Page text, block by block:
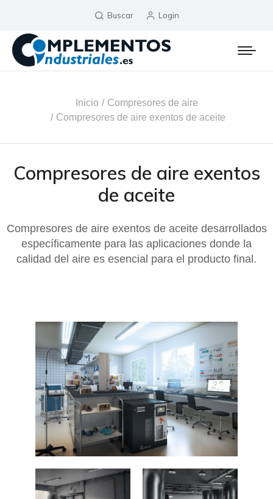
Buscar Login
Inicio
Compresores de aire
Compresores de aire exentos de aceite
Compresores de aire exentos
de aceite
Compresores de aire exentos de aceite desarrollados
específicamente para las aplicaciones donde la
calidad del aire es esencial para el producto final.